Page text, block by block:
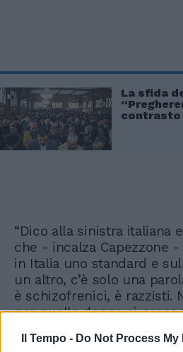
Il Tempo - Do Not Process
La sfida
contrasto
“Dico alla sinistra italiana
che - incalza Capezzone
in Italia uno standard e
un altro, c’è solo una
è schizofrenici, è razzisti.
per quelle donne si possa